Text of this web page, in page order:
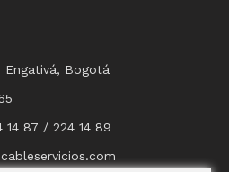
Engativá, Bogotá
14 87 / 224 14 89